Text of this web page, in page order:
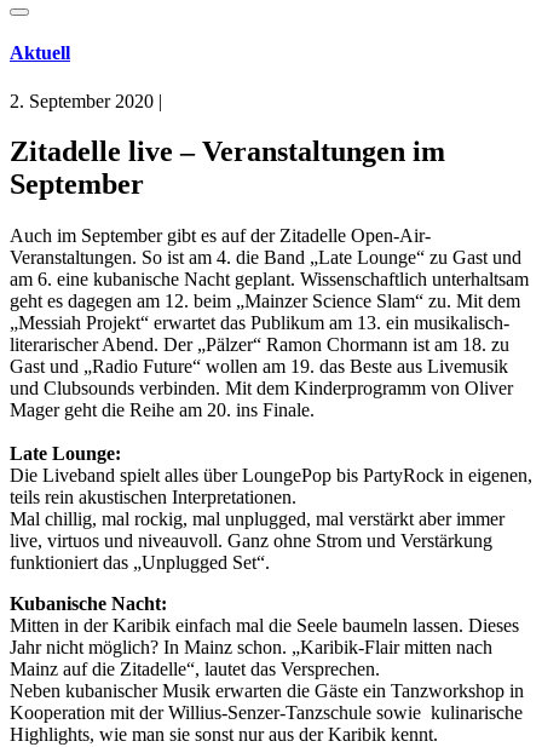
Aktuell
2. September 2020 |
Zitadelle live – Veranstaltungen im
September
Auch im September gibt es auf der Zitadelle Open-Air-
Veranstaltungen. So ist am 4. die Band „Late Lounge“ zu Gast und
am 6. eine kubanische Nacht geplant. Wissenschaftlich unterhaltsam
geht es dagegen am 12. beim „Mainzer Science Slam“ zu. Mit dem
„Messiah Projekt“ erwartet das Publikum am 13. ein musikalisch-
literarischer Abend. Der „Pälzer“ Ramon Chormann ist am 18. zu
Gast und „Radio Future“ wollen am 19. das Beste aus Livemusik
und Clubsounds verbinden. Mit dem Kinderprogramm von Oliver
Mager geht die Reihe am 20. ins Finale.
Late Lounge:
Die Liveband spielt alles über LoungePop bis PartyRock in eigenen,
teils rein akustischen Interpretationen.
Mal chillig, mal rockig, mal unplugged, mal verstärkt aber immer
live, virtuos und niveauvoll. Ganz ohne Strom und Verstärkung
funktioniert das „Unplugged Set“.
Kubanische Nacht:
Mitten in der Karibik einfach mal die Seele baumeln lassen. Dieses
Jahr nicht möglich? In Mainz schon. „Karibik-Flair mitten nach
Mainz auf die Zitadelle“, lautet das Versprechen.
Neben kubanischer Musik erwarten die Gäste ein Tanzworkshop in
Kooperation mit der Willius-Senzer-Tanzschule sowie kulinarische
Highlights, wie man sie sonst nur aus der Karibik kennt.